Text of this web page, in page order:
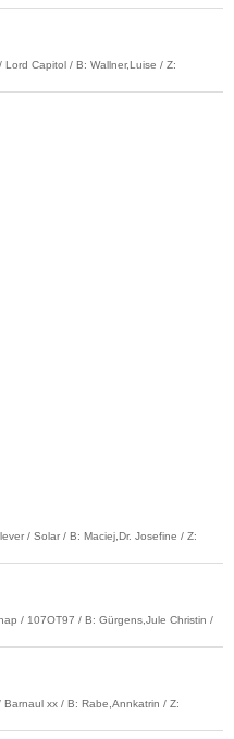
Capitol / B: Wallner,Luise / Z:
/ Solar / B: Maciej,Dr. Josefine / Z:
/ 107OT97 / B: Gürgens,Jule Christin /
xx / B: Rabe,Annkatrin / Z: